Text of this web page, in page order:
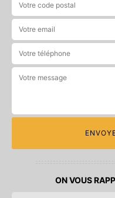
ON VOUS